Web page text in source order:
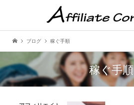
ブログ 稼ぐ手順
稼ぐ手順